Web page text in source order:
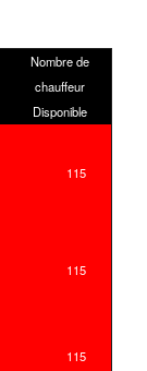
Nombre de
chauffeur
Disponible
115
115
115